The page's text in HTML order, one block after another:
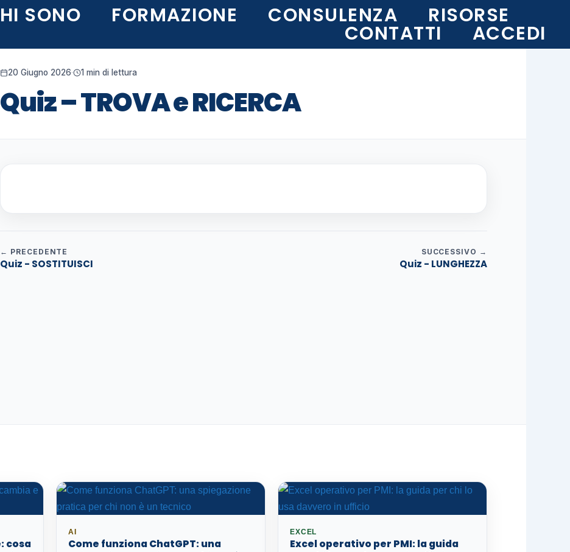
SONO FORMAZIONE CONSULENZA RISORSE
CONTATTI ACCEDI
20 Giugno 2026· 1 min di lettura
Quiz – TROVA e RICERCA
← PRECEDENTE
Quiz - SOSTITUISCI
SUCCESSIVO →
Quiz - LUNGHEZZA
cosa
AI
Come funziona ChatGPT: una
EXCEL
Excel operativo per PMI: la guida